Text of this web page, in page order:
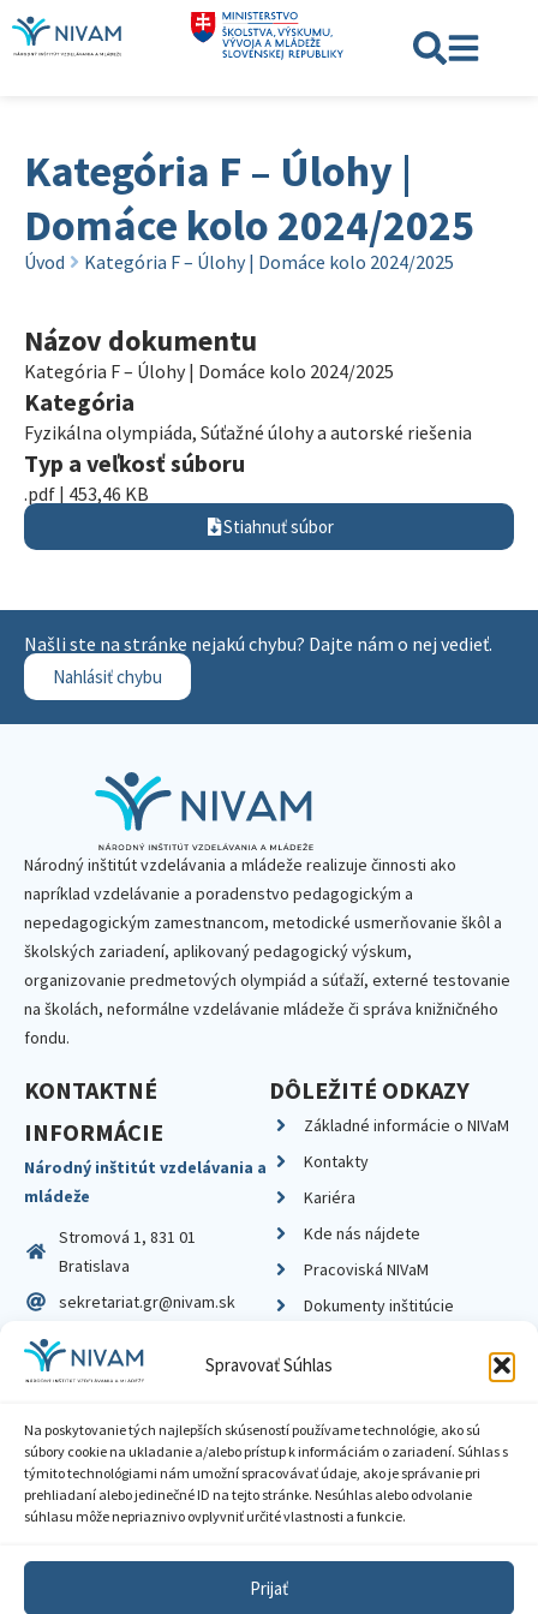
Spravovať Súhlas
Na poskytovanie tých najlepších skúseností používame technológie, ako sú
súbory cookie na ukladanie a/alebo prístup k informáciám o zariadení. Súhlas s
týmito technológiami nám umožní spracovávať údaje, ako je správanie pri
prehliadaní alebo jedinečné ID na tejto stránke. Nesúhlas alebo odvolanie
súhlasu môže nepriaznivo ovplyvniť určité vlastnosti a funkcie.
Prijať
Kategória F – Úlohy |
Domáce kolo 2024/2025
Úvod Kategória F – Úlohy | Domáce kolo 2024/2025
Názov dokumentu
Kategória F – Úlohy | Domáce kolo 2024/2025
Kategória
Fyzikálna olympiáda, Súťažné úlohy a autorské riešenia
Typ a veľkosť súboru
.pdf | 453,46 KB
Stiahnuť súbor
Našli ste na stránke nejakú chybu? Dajte nám o nej vedieť.
Nahlásiť chybu
Národný inštitút vzdelávania a mládeže realizuje činnosti ako
napríklad vzdelávanie a poradenstvo pedagogickým a
nepedagogickým zamestnancom, metodické usmerňovanie škôl a
školských zariadení, aplikovaný pedagogický výskum,
organizovanie predmetových olympiád a súťaží, externé testovanie
na školách, neformálne vzdelávanie mládeže či správa knižničného
fondu.
KONTAKTNÉ
INFORMÁCIE
Národný inštitút vzdelávania a
mládeže
Stromová 1, 831 01
Bratislava
sekretariat.gr@nivam.sk
IČO: 00164348
DIČ: 2020798714
DÔLEŽITÉ ODKAZY
Základné informácie o NIVaM
Kontakty
Kariéra
Kde nás nájdete
Pracoviská NIVaM
Dokumenty inštitúcie
Zásady ochrany súkromia
Sprístupnenie informácií